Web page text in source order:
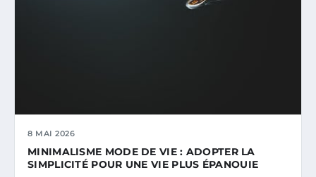
8 MAI 2026
MINIMALISME MODE DE VIE : ADOPTER LA
SIMPLICITÉ POUR UNE VIE PLUS ÉPANOUIE